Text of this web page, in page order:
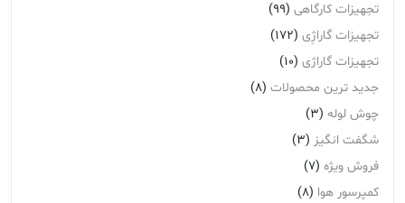
تجهیزات کارگاهی (99)
تجهیزات گاراژِی (172)
تجهیزات گاراژی (10)
جدید ترین محصولات (8)
چوش لوله (3)
شگفت انگیز (3)
فروش ویژه (7)
کمپرسور هوا (8)